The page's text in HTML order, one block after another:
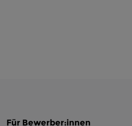
Für Bewerber:innen